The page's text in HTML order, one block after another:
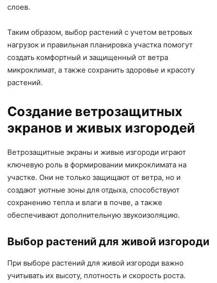
слоев.
Таким образом, выбор растений с учетом ветровых
нагрузок и правильная планировка участка помогут
создать комфортный и защищенный от ветра
микроклимат, а также сохранить здоровье и красоту
растений.
Создание ветрозащитных
экранов и живых изгородей
Ветрозащитные экраны и живые изгороди играют
ключевую роль в формировании микроклимата на
участке. Они не только защищают от ветра, но и
создают уютные зоны для отдыха, способствуют
сохранению тепла и влаги в почве, а также
обеспечивают дополнительную звукоизоляцию.
Выбор растений для живой изгороди
При выборе растений для живой изгороди важно
учитывать их высоту, плотность и скорость роста.